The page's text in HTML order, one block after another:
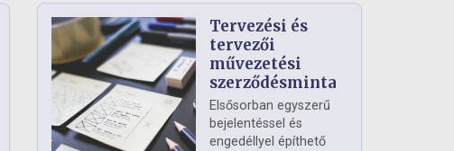
Tervezési és
tervezői
művezetési
szerződésminta
Elsősorban egyszerű
bejelentéssel és
engedéllyel építhető